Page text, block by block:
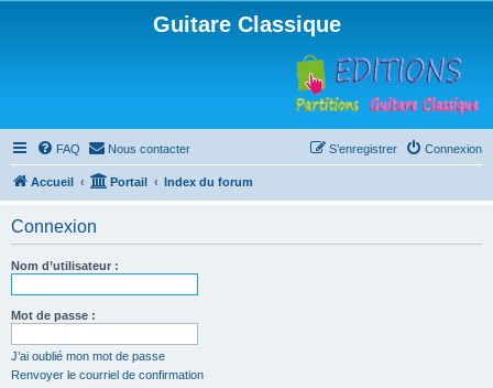
Guitare Classique
FAQ Nous contacter Connexion
S’enregistrer
Accueil Portail Index du forum
Connexion
Nom d’utilisateur :
Mot de passe :
J’ai oublié mon mot de passe
Renvoyer le courriel de confirmation